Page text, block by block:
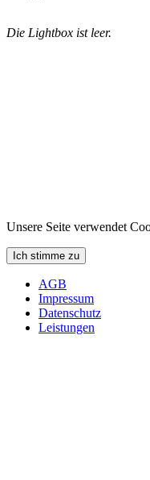
Die Lightbox ist leer.
Unsere Seite verwendet
Ich stimme zu
AGB
Impressum
Datenschutz
Leistungen